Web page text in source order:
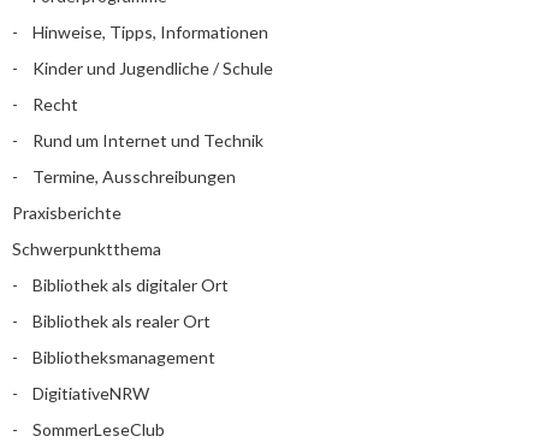
Hinweise, Tipps, Informationen
Kinder und Jugendliche / Schule
Recht
Rund um Internet und Technik
Termine, Ausschreibungen
Praxisberichte
Schwerpunktthema
Bibliothek als digitaler Ort
Bibliothek als realer Ort
Bibliotheksmanagement
DigitiativeNRW
SommerLeseClub